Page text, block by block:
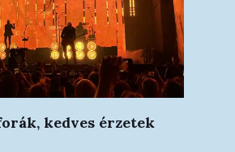
kedves érzetek